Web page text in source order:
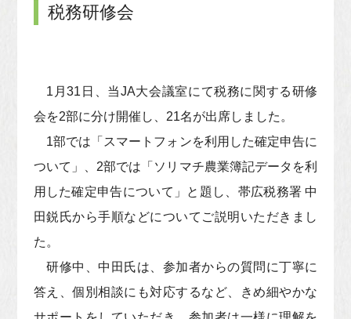
税務研修会
1月31日、当JA大会議室にて税務に関する研修
会を2部に分け開催し、21名が出席しました。
1部では「スマートフォンを利用した確定申告に
ついて」、2部では「ソリマチ農業簿記データを利
用した確定申告について」と題し、帯広税務署 中
田鋭氏から手順などについてご説明いただきまし
た。
研修中、中田氏は、参加者からの質問に丁寧に
答え、個別相談にも対応するなど、きめ細やかな